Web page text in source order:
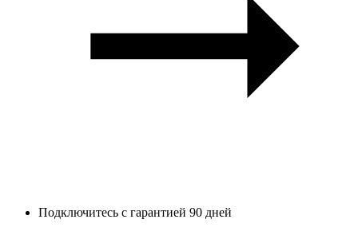
Подключитесь с гарантией 90 дней